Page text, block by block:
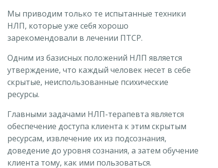
Мы приводим только те испытанные техники
НЛП, которые уже себя хорошо
зарекомендовали в лечении ПТСР.
Одним из базисных положений НЛП является
утверждение, что каждый человек несет в себе
скрытые, неиспользованные психические
ресурсы.
Главными задачами НЛП-терапевта является
обеспечение доступа клиента к этим скрытым
ресурсам, извлечение их из подсознания,
доведение до уровня сознания, а затем обучение
клиента тому, как ими пользоваться.